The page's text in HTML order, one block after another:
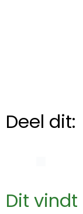
Deel dit:
Dit